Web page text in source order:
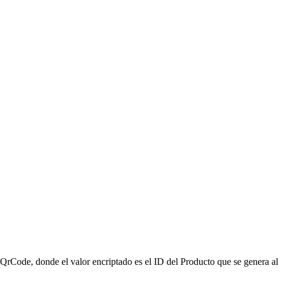
donde el valor encriptado es el ID del Producto que se genera al